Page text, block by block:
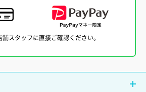
スタッフに直接ご確認ください。